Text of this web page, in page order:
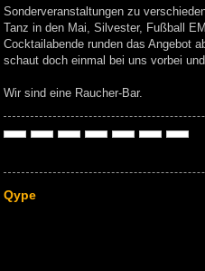
Sonderveranstaltungen zu
Tanz in den Mai, Silvester, Fußball
Cocktailabende runden das Angebot
schaut doch einmal bei uns vorbei
Wir sind eine Raucher-Bar.
Qype